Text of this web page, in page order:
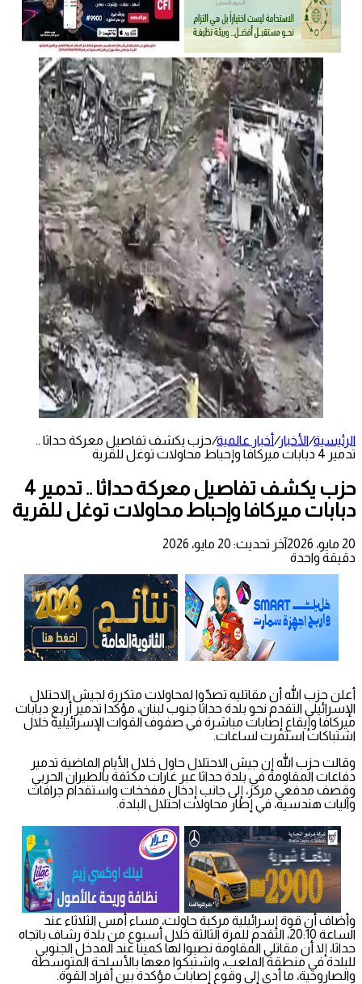
الرئيسية/الأخبار/أخبار عالمية/حزب يكشف تفاصيل معركة حداثا ..
تدمير 4 دبابات ميركافا وإحباط محاولات توغل للقرية
حزب يكشف تفاصيل معركة حداثا .. تدمير 4
دبابات ميركافا وإحباط محاولات توغل للقرية
20 مايو، 2026
آخر تحديث: 20 مايو، 2026
دقيقة واحدة
أعلن حزب الله أن مقاتليه تصدّوا لمحاولات متكررة لجيش الاحتلال
الإسرائيلي التقدم نحو بلدة حداثا جنوب لبنان، مؤكدا تدمير أربع دبابات
ميركافا وإيقاع إصابات مباشرة في صفوف القوات الإسرائيلية خلال
اشتباكات استمرت لساعات.
وقالت حزب الله إن جيش الاحتلال حاول خلال الأيام الماضية تدمير
دفاعات المقاومة في بلدة حداثا عبر غارات مكثفة بالطيران الحربي
وقصف مدفعي مركز، إلى جانب إدخال مفخخات واستقدام جرافات
وآليات هندسية، في إطار محاولات احتلال البلدة.
وأضاف أن قوة إسرائيلية مركبة حاولت، مساء أمس الثلاثاء عند
الساعة 20:10، التقدم للمرة الثالثة خلال أسبوع من بلدة رشاف باتجاه
حداثا، إلا أن مقاتلي المقاومة نصبوا لها كميناً عند المدخل الجنوبي
للبلدة في منطقة الملعب، واشتبكوا معها بالأسلحة المتوسطة
والصاروخية، ما أدى إلى وقوع إصابات مؤكدة بين أفراد القوة.